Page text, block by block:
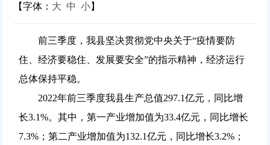
【字体： 大 中 小】
前三季度，我县坚决贯彻党中央关于“疫情要防
住、经济要稳住、发展要安全”的指示精神，经济运行
总体保持平稳。
2022年前三季度我县生产总值297.1亿元，同比增
长3.1%。其中，第一产业增加值为33.4亿元，同比增长
7.3%；第二产业增加值为132.1亿元，同比增长3.2%；